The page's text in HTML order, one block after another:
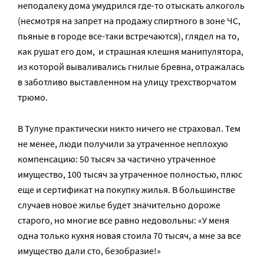
неподалеку дома умудрился где-то отыскать алкоголь
(несмотря на запрет на продажу спиртного в зоне ЧС,
пьяные в городе все-таки встречаются), глядел на то,
как рушат его дом, и страшная клешня манипулятора,
из которой вываливались гнилые бревна, отражалась
в заботливо выставленном на улицу трехстворчатом
трюмо.
В Тулуне практически никто ничего не страховал. Тем
не менее, люди получили за утраченное неплохую
компенсацию: 50 тысяч за частично утраченное
имущество, 100 тысяч за утраченное полностью, плюс
еще и сертификат на покупку жилья. В большинстве
случаев новое жилье будет значительно дороже
старого, но многие все равно недовольны: «У меня
одна только кухня новая стоила 70 тысяч, а мне за все
имущество дали сто, безобразие!»